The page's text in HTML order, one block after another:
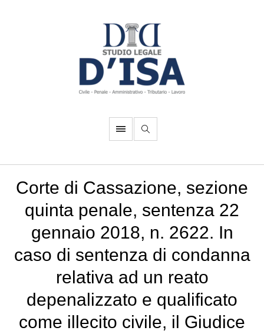
Corte di Cassazione, sezione
quinta penale, sentenza 22
gennaio 2018, n. 2622. In
caso di sentenza di condanna
relativa ad un reato
depenalizzato e qualificato
come illecito civile, il Giudice